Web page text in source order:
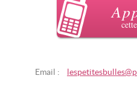
Email :